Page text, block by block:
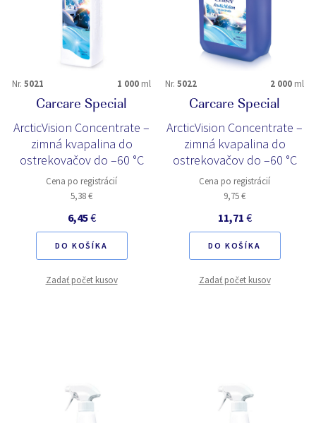
Nr. 5021 1 000 ml
Carcare Special
ArcticVision Concentrate –
zimná kvapalina do
ostrekovačov do –60 °C
Cena po registrácií
5,38 €
6,45€
DO KOŠÍKA
Zadať počet kusov
Nr. 5022 2 000 ml
Carcare Special
ArcticVision Concentrate –
zimná kvapalina do
ostrekovačov do –60 °C
Cena po registrácií
9,75 €
11,71 €
DO KOŠÍKA
Zadať počet kusov